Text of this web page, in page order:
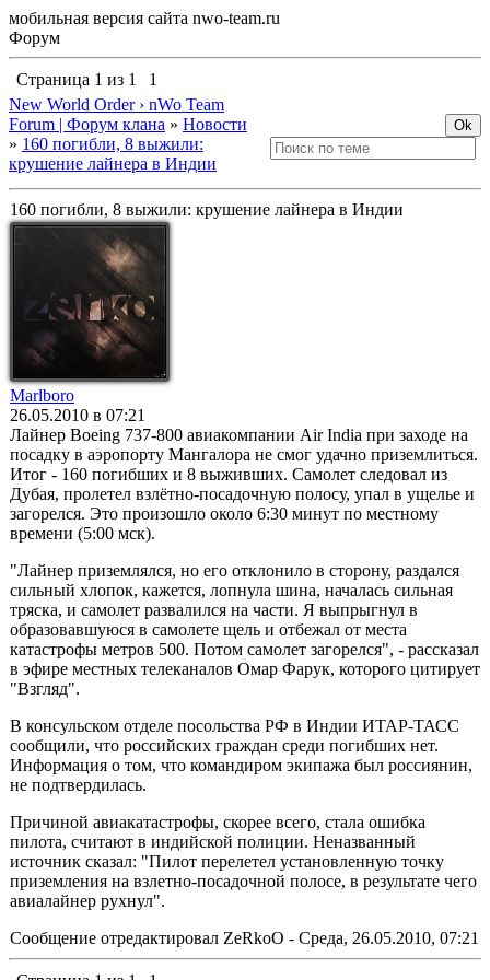
мобильная версия сайта nwo-team.ru
Форум
Страница 1 из 1
1
New World Order › nWo Team
Forum | Форум клана » Новости
» 160 погибли, 8 выжили:
крушение лайнера в Индии
160 погибли, 8 выжили: крушение лайнера в Индии
Marlboro
26.05.2010 в 07:21
Лайнер Boeing 737-800 авиакомпании Air India при заходе на
посадку в аэропорту Мангалора не смог удачно приземлиться.
Итог - 160 погибших и 8 выживших. Самолет следовал из
Дубая, пролетел взлётно-посадочную полосу, упал в ущелье и
загорелся. Это произошло около 6:30 минут по местному
времени (5:00 мск).
"Лайнер приземлялся, но его отклонило в сторону, раздался
сильный хлопок, кажется, лопнула шина, началась сильная
тряска, и самолет развалился на части. Я выпрыгнул в
образовавшуюся в самолете щель и отбежал от места
катастрофы метров 500. Потом самолет загорелся", - рассказал
в эфире местных телеканалов Омар Фарук, которого цитирует
"Взгляд".
В консульском отделе посольства РФ в Индии ИТАР-ТАСС
сообщили, что российских граждан среди погибших нет.
Информация о том, что командиром экипажа был россиянин,
не подтвердилась.
Причиной авиакатастрофы, скорее всего, стала ошибка
пилота, считают в индийской полиции. Неназванный
источник сказал: "Пилот перелетел установленную точку
приземления на взлетно-посадочной полосе, в результате чего
авиалайнер рухнул".
Сообщение отредактировал ZeRkoO - Среда, 26.05.2010, 07:21